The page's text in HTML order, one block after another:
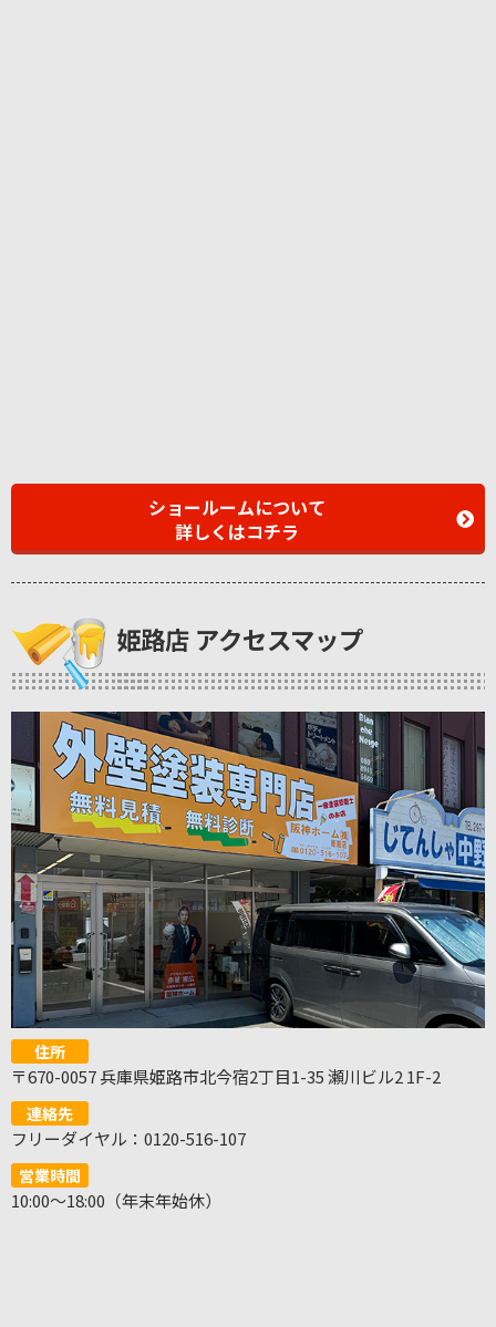
ショールームについて
詳しくはコチラ
姫路店 アクセスマップ
住所
〒670-0057 兵庫県姫路市北今宿2丁目1-35 瀬川ビル2 1F-2
連絡先
フリーダイヤル：0120-516-107
営業時間
10:00～18:00（年末年始休）